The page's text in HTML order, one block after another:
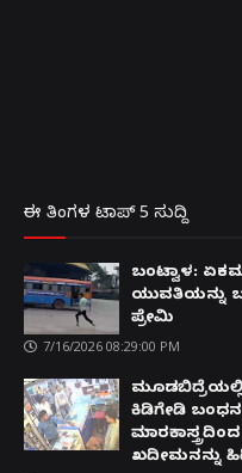
ಈ ತಿಂಗಳ ಟಾಪ್ 5 ಸುದ್ದಿ
ಬಂಟ್ವಾಳ:
ಯುವತಿಯನ್ನು
ಪ್ರೇಮಿ
7/16/2026 08:29:00 PM
ಮೂಡಬಿದ್ರೆಯಲ್ಲಿ
ಕಿಡಿಗೇಡಿ
ಖದೀಮನನ್ನು